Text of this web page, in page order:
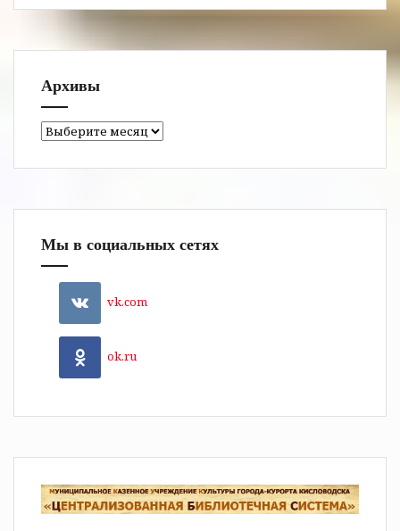
Архивы
Архивы
Мы в социальных сетях
vk.com
ok.ru